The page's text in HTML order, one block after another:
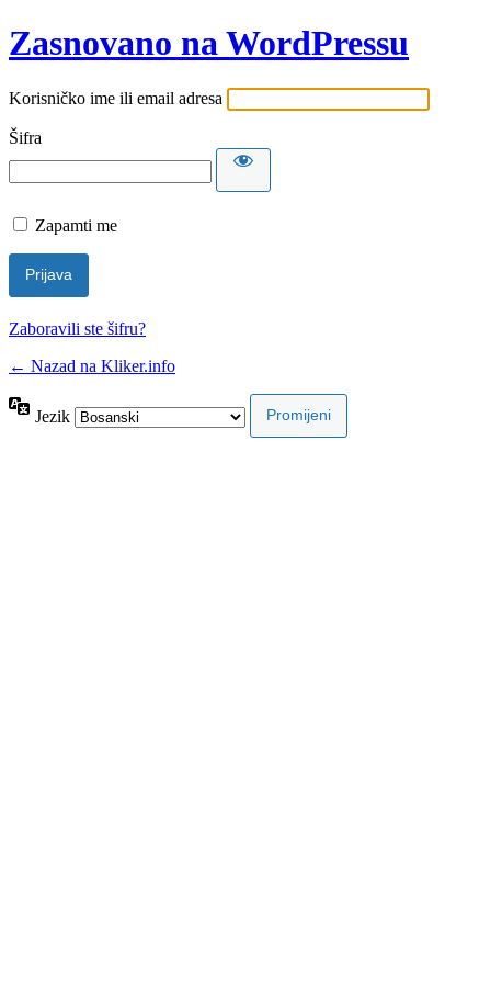
Zasnovano na WordPressu
Korisničko ime ili email adresa
Šifra
Zapamti me
Zaboravili ste šifru?
← Nazad na Kliker.info
Jezik